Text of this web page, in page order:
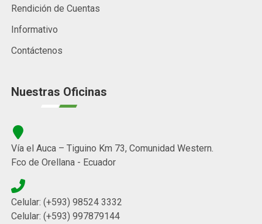
Rendición de Cuentas
Informativo
Contáctenos
Nuestras Oficinas
Vía el Auca – Tiguino Km 73, Comunidad Western.
Fco de Orellana - Ecuador
Celular: (+593) 98524 3332
Celular: (+593) 997879144